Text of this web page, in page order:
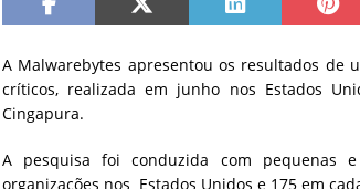
A Malwarebytes apresentou os resultados de
críticos, realizada em junho nos Estados
Cingapura.
A pesquisa foi conduzida com pequenas
organizações nos Estados Unidos e 175 em